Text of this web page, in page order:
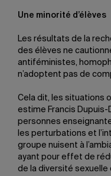
Une minorité d’élèves
Les résultats de la
des élèves ne
antiféministes,
n’adoptent pas de
Cela dit, les situations
estime Francis
personnes
les perturbations et
groupe nuisent à
ayant pour effet de
de la diversité